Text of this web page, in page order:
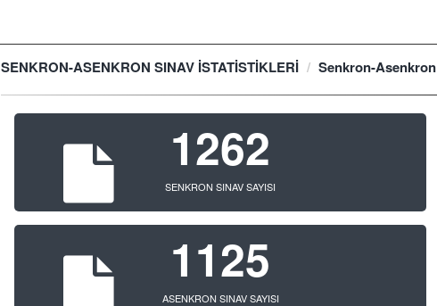
SENKRON-ASENKRON SINAV İSTATİSTİKLERİ Senkron-Asenkron
1262
SENKRON SINAV SAYISI
1125
ASENKRON SINAV SAYISI